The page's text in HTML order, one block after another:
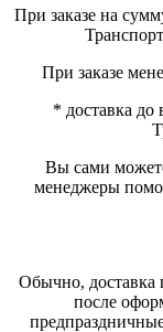
При заказе на
При заказе
* доставка до
Вы сами
менеджеры
Обычно, доставка
после